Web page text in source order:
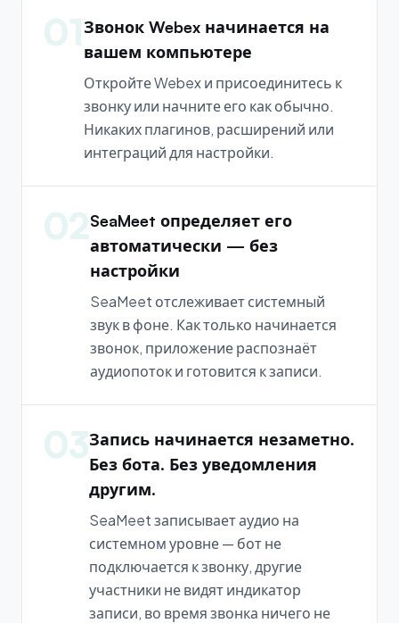
01Звонок Webex начинается на
вашем компьютере
Откройте Webex и присоединитесь к
звонку или начните его как обычно.
Никаких плагинов, расширений или
интеграций для настройки.
02SeaMeet определяет его
автоматически — без
настройки
SeaMeet отслеживает системный
звук в фоне. Как только начинается
звонок, приложение распознаёт
аудиопоток и готовится к записи.
03Запись начинается незаметно.
Без бота. Без уведомления
другим.
SeaMeet записывает аудио на
системном уровне — бот не
подключается к звонку, другие
участники не видят индикатор
записи, во время звонка ничего не